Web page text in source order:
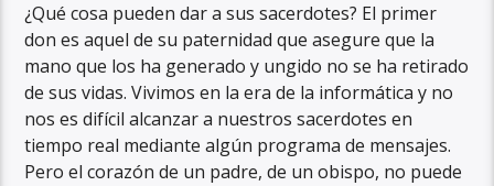
¿Qué cosa pueden dar a sus sacerdotes? El primer
don es aquel de su paternidad que asegure que la
mano que los ha generado y ungido no se ha retirado
de sus vidas. Vivimos en la era de la informática y no
nos es difícil alcanzar a nuestros sacerdotes en
tiempo real mediante algún programa de mensajes.
Pero el corazón de un padre, de un obispo, no puede